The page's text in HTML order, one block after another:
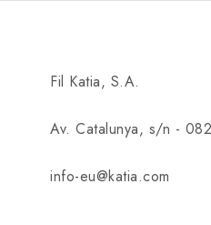
Fil Katia, S.A.
Av. Catalunya, s/n -
info-eu@katia.com